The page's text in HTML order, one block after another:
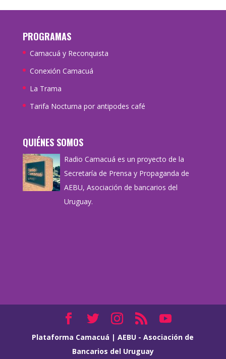
PROGRAMAS
Camacuá y Reconquista
Conexión Camacuá
La Trama
Tarifa Nocturna por antipodes café
QUIÉNES SOMOS
Radio Camacuá es un proyecto de la
Secretaría de Prensa y Propaganda de
AEBU, Asociación de bancarios del
Uruguay.
Plataforma Camacuá |AEBU - Asociación de
Bancarios del Uruguay